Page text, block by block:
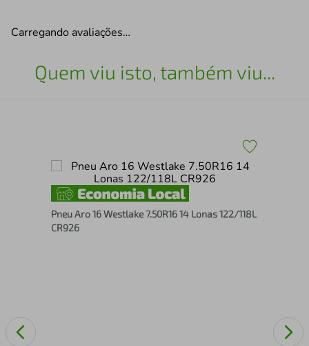
Carregando avaliações…
Quem viu isto, também viu...
Pneu Aro 16 Westlake 7.50R16 14 Lonas 122/118L
CR926